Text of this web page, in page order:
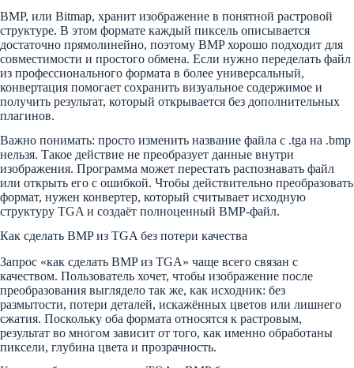
BMP, или Bitmap, хранит изображение в понятной растровой
структуре. В этом формате каждый пиксель описывается
достаточно прямолинейно, поэтому BMP хорошо подходит для
совместимости и простого обмена. Если нужно переделать файл
из профессионального формата в более универсальный,
конвертация помогает сохранить визуальное содержимое и
получить результат, который открывается без дополнительных
плагинов.
Важно понимать: просто изменить название файла с .tga на .bmp
нельзя. Такое действие не преобразует данные внутри
изображения. Программа может перестать распознавать файл
или открыть его с ошибкой. Чтобы действительно преобразовать
формат, нужен конвертер, который считывает исходную
структуру TGA и создаёт полноценный BMP-файл.
Как сделать BMP из TGA без потери качества
Запрос «как сделать BMP из TGA» чаще всего связан с
качеством. Пользователь хочет, чтобы изображение после
преобразования выглядело так же, как исходник: без
размытости, потери деталей, искажённых цветов или лишнего
сжатия. Поскольку оба формата относятся к растровым,
результат во многом зависит от того, как именно обработаны
пиксели, глубина цвета и прозрачность.